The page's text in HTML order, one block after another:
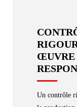
ŒUVRE
Un contrôle